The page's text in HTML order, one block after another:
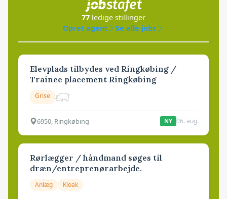
77 ledige stillinger
Opret agent
Se alle jobs
Elevplads tilbydes ved Ringkøbing /
Trainee placement Ringkøbing
Grise
6950, Ringkøbing NY 06. aug.
Rørlægger / håndmand søges til
dræn/entreprenørarbejde.
Anlæg Kloak